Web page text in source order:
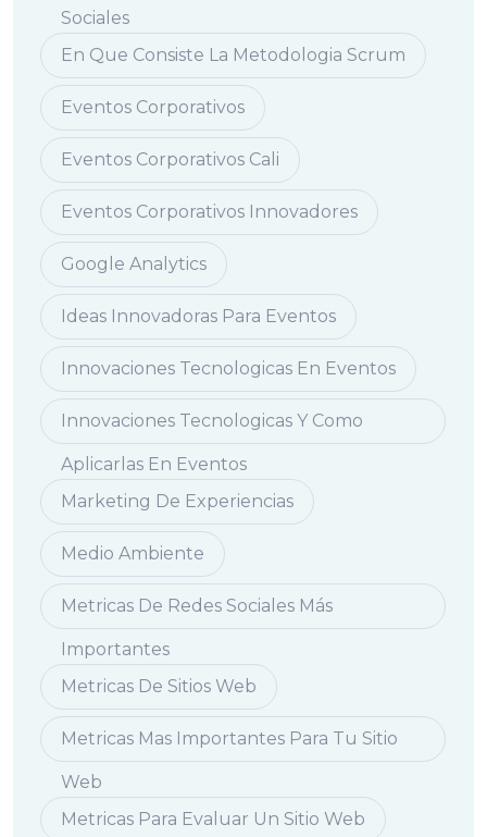
Sociales
En Que Consiste La Metodologia Scrum
Eventos Corporativos
Eventos Corporativos Cali
Eventos Corporativos Innovadores
Google Analytics
Ideas Innovadoras Para Eventos
Innovaciones Tecnologicas En Eventos
Innovaciones Tecnologicas Y Como
Aplicarlas En Eventos
Marketing De Experiencias
Medio Ambiente
Metricas De Redes Sociales Más
Importantes
Metricas De Sitios Web
Metricas Mas Importantes Para Tu Sitio
Web
Metricas Para Evaluar Un Sitio Web